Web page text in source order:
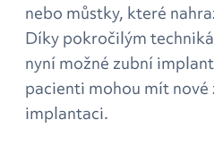
nebo můstky, které
Díky pokročilým
nyní možné zubní
pacienti mohou mít nové
implantaci.